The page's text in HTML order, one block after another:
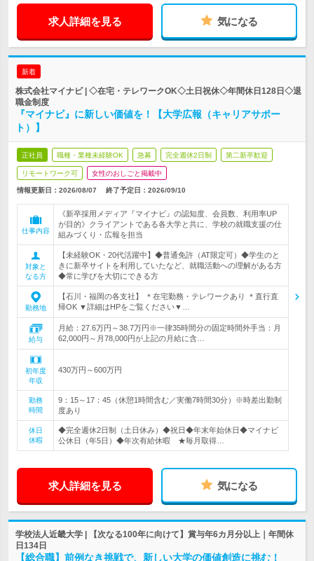
求人詳細を見る 気になる
新着
株式会社マイナビ | ◇在宅・テレワークOK◇土日祝休◇年間休日128日◇退
職金制度
『マイナビ』に新しい価値を！【大学広報（キャリアサポー
ト）】
正社員 職種・業種未経験OK 急募 完全週休2日制 第二新卒歓迎
リモートワーク可 女性のおしごと掲載中
情報更新日：2026/08/07 終了予定日： 2026/09/10
仕事内容
《新卒採用メディア『マイナビ』の認知度、会員数、利用率UP
が目的》クライアントである各大学と共に、学校の就職支援の仕
組みづくり・広報を担当
対象と
なる方
【未経験OK・20代活躍中】◆普通免許（AT限定可）◆学生のと
きに新卒サイトを利用していたなど、就職活動への理解がある方
◆常に学びを大切にできる方
勤務地
【石川・福岡の各支社】 ＊在宅勤務・テレワークあり ＊直行直
帰OK ▼詳細はHPをご覧ください▼…
給与
月給：27.6万円～38.7万円※一律35時間分の固定時間外手当：月
62,000円～月78,000円が上記の月給に含…
初年度
年収
430万円～600万円
勤務
時間
9：15～17：45（休憩1時間含む／実働7時間30分）※時差出勤制
度あり
休日
休暇
◆完全週休2日制（土日休み）◆祝日◆年末年始休日◆マイナビ
公休日（年5日）◆年次有給休暇 ★毎月取得…
求人詳細を見る 気になる
学校法人近畿大学 | 【次なる100年に向けて】賞与年6カ月分以上｜年間休
日134日
【総合職】前例なき挑戦で、新しい大学の価値創造に挑む！